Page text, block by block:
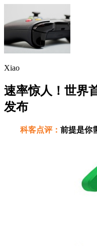
Xiao
速率惊人！世界
发布
科客点评： 前提是你